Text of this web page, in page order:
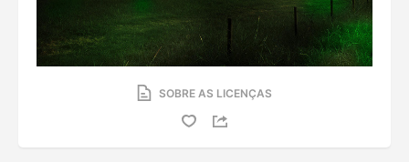
SOBRE AS LICENÇAS